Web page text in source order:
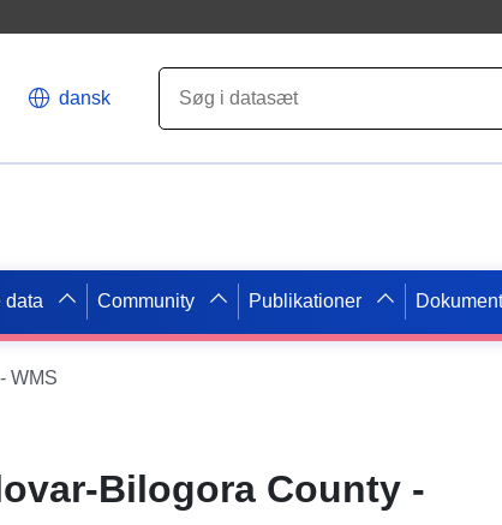
dansk
data Community Publikationer
WMS
Bilogora County -